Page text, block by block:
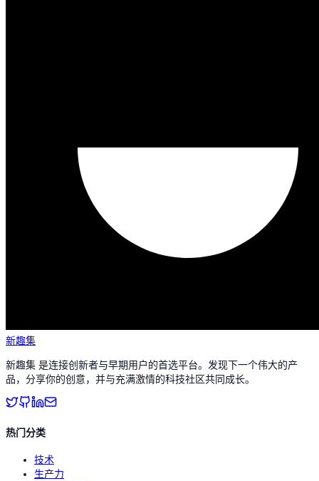
新趣集
新趣集 是连接创新者与早期用户的首选平台。发现下一个伟大的产
品，分享你的创意，并与充满激情的科技社区共同成长。
热门分类
技术
生产力